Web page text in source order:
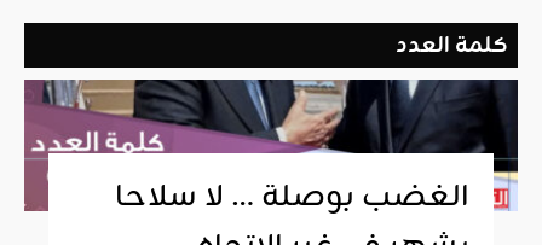
كلمة العدد
الغضب بوصلة … لا سلاحا